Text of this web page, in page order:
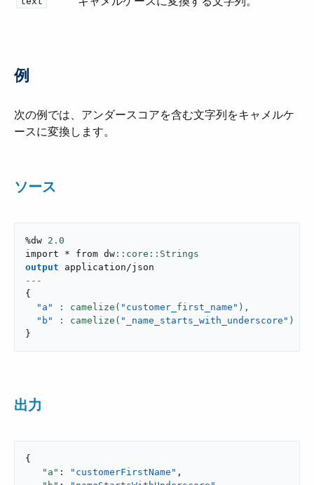
例
次の例では、アンダースコアを含む文字列をキャメルケ
ースに変換します。
ソース
%dw 2.0
import * from dw
output
application/json
---
{
"a"
: camelize( "customer_first_name" ),
"b"
: camelize( "_name_starts_with_underscore"
}
出力
{
"a" : "customerFirstName" ,